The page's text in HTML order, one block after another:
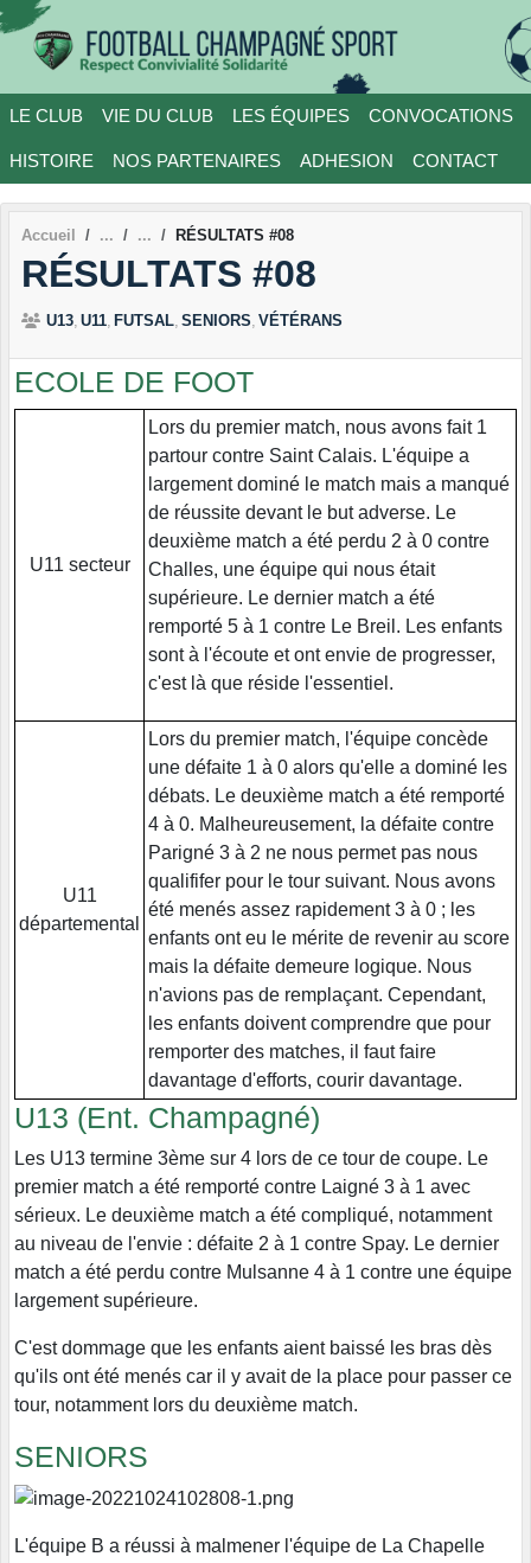
LE CLUB VIE DU CLUB LES ÉQUIPES CONVOCATIONS
HISTOIRE NOS PARTENAIRES ADHESION CONTACT
Accueil RÉSULTATS #08
RÉSULTATS #08
U13 U11 FUTSAL SENIORS VÉTÉRANS
ECOLE DE FOOT
U11 secteur
Lors du premier match, nous avons fait 1
partour contre Saint Calais. L'équipe a
largement dominé le match mais a manqué
de réussite devant le but adverse. Le
deuxième match a été perdu 2 à 0 contre
Challes, une équipe qui nous était
supérieure. Le dernier match a été
remporté 5 à 1 contre Le Breil. Les enfants
sont à l'écoute et ont envie de progresser,
c'est là que réside l'essentiel.
U11
départemental
Lors du premier match, l'équipe concède
une défaite 1 à 0 alors qu'elle a dominé les
débats. Le deuxième match a été remporté
4 à 0. Malheureusement, la défaite contre
Parigné 3 à 2 ne nous permet pas nous
qualififer pour le tour suivant. Nous avons
été menés assez rapidement 3 à 0 ; les
enfants ont eu le mérite de revenir au score
mais la défaite demeure logique. Nous
n'avions pas de remplaçant. Cependant,
les enfants doivent comprendre que pour
remporter des matches, il faut faire
davantage d'efforts, courir davantage.
U13 (Ent. Champagné)
Les U13 termine 3ème sur 4 lors de ce tour de coupe. Le
premier match a été remporté contre Laigné 3 à 1 avec
sérieux. Le deuxième match a été compliqué, notamment
au niveau de l'envie : défaite 2 à 1 contre Spay. Le dernier
match a été perdu contre Mulsanne 4 à 1 contre une équipe
largement supérieure.
C'est dommage que les enfants aient baissé les bras dès
qu'ils ont été menés car il y avait de la place pour passer ce
tour, notamment lors du deuxième match.
SENIORS
L'équipe B a réussi à malmener l'équipe de La Chapelle
Panneau de gestion des cookies